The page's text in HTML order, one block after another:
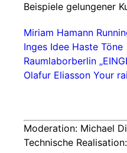
Beispiele gelungener
Miriam Hamann
Inges Idee Haste Töne
Raumlaborberlin
Olafur Eliasson Your
Moderation: Michael
Technische Realisation: